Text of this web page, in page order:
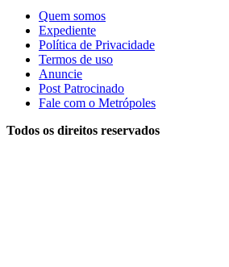
Quem somos
Expediente
Política de Privacidade
Termos de uso
Anuncie
Post Patrocinado
Fale com o Metrópoles
Todos os direitos reservados